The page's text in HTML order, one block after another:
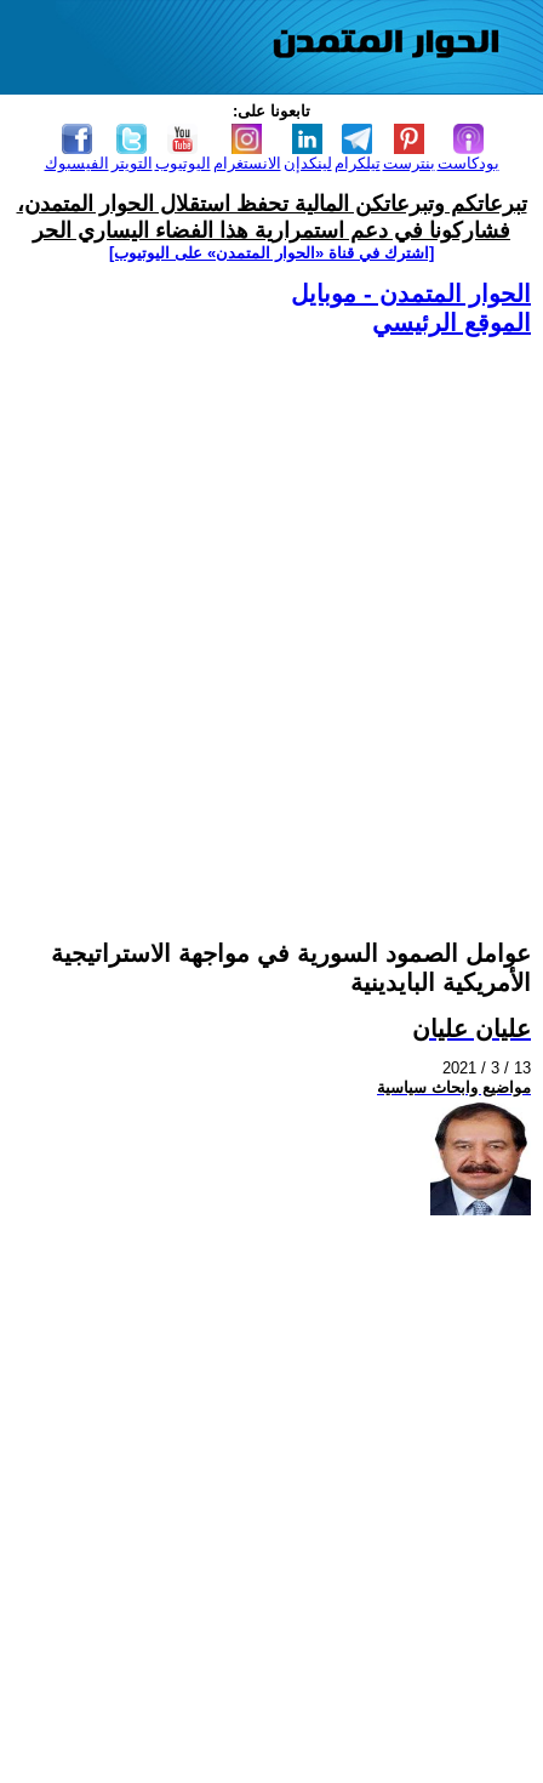
تابعونا على:
الفيسبوك التويتر اليوتيوب الانستغرام لينكدإن تيلكرامبنترست بودكاست
تبرعاتكم وتبرعاتكن المالية تحفظ استقلال الحوار المتمدن،
فشاركونا في دعم استمرارية هذا الفضاء اليساري الحر
[اشترك في قناة ‫«الحوار المتمدن» على اليوتيوب]
الحوار المتمدن - موبايل
الموقع الرئيسي
عوامل الصمود السورية في مواجهة الاستراتيجية
الأمريكية البايدينية
عليان عليان
2021 / 3 / 13
مواضيع وابحاث سياسية